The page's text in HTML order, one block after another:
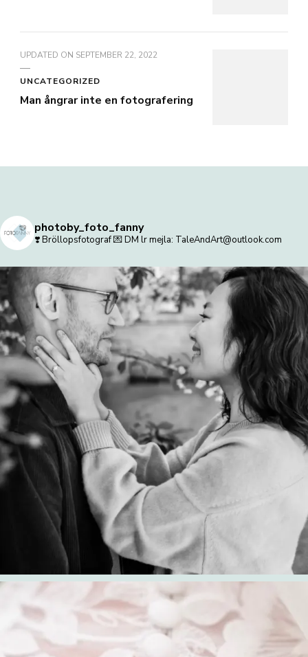
UPDATED ON SEPTEMBER 22, 2022
UNCATEGORIZED
Man ångrar inte en fotografering
photoby_foto_fanny
❣️ Bröllopsfotograf💌 DM lr mejla: TaleAndArt@outlook.com